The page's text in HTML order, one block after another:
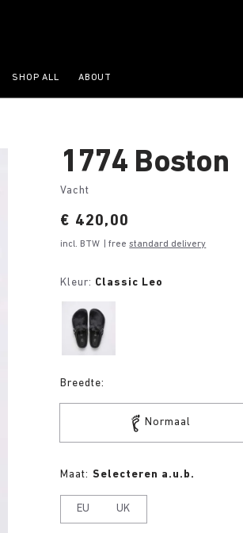
SHOP ALL ABOUT
1774 Boston
Vacht
Price:
€ 420,00
incl. BTW | freestandard delivery
Kleur: Classic Leo
Breedte:
Normaal
Maat: Selecteren a.u.b.
EU UK